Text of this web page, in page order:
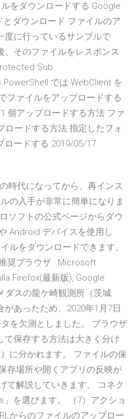
をダウンロードする Google
ダウンロード ファイルのア
度に行っているサンプルで
そのファイルをレスポンス
Sub
PowerShell では WebClient を
ファイルをアップロードする
個アップロードする方法 ファ
ロードする方法 指定したフォ
ロードする 2019/05/17
時代になってから、再インス
の入手が非常に簡単になりま
ソフトの公式ページからダウ
Android デバイスを使用し
ルをダウンロードできます。
奨ブラウザ : Microsoft
Firefox(最新版), Google
ダスの龍ケ崎観測所（茨城
あったため、2020年1月7日
を欠測としました。 ブラウザ
て保存する方法は大きく分け
に分かれます。 ファイルの保
存場所や開くアプリの反映が
て解説していきます。 コネク
を選びます。 （7）アクショ
からのファイルのアップロー